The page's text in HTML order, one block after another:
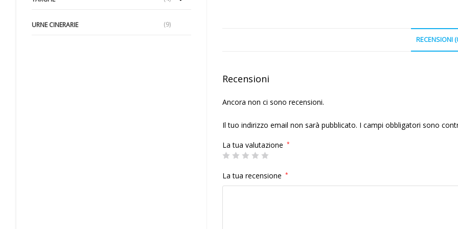
RECENSIONI
Recensioni
Ancora non ci sono recensioni.
Il tuo indirizzo email non sarà pubblicato. I campi obbligatori sono
La tua valutazione *
La tua recensione *
URNE CINERARIE (9)